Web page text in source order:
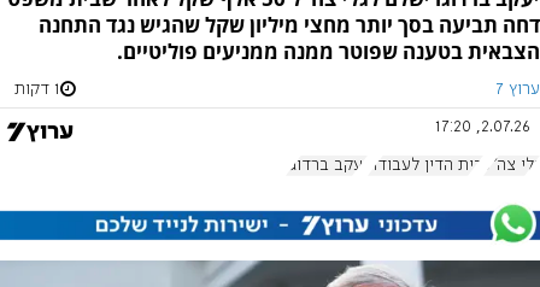
דחה תביעה בסך יותר מחצי מיליון שקל שהגיש נגד התחנה
הצבאית בטענה שפוטר ממנה ממניעים פוליטיים.
ערוץ 7 1 דקות
2.07.26, 17:20
גלי צה"ל בית הדין לעבודה יעקב ברדוגו